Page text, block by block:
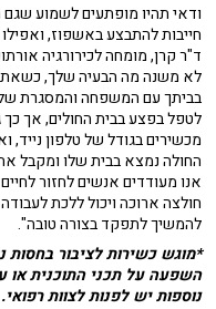
ודאי תהיו מופתעים לשמוע
חייבות להתבצע באשפוז,
ד"ר קרן, מומחה לכירורגיה
לא משנה מה הבעיה שלך,
בביתך עם המשפחה והמסגרת
לטפל בפצע בבית החולים, אך
מכשירים בגודל של טלפון
החולה נמצא בבית שלו ומקבל
אנו מעודדים אנשים לחזור
חולצה ארוכה ויכול ללכת
להמשיך לתפקד בצורה טובה".
*מוגש כשירות לציבור בחסות
השפעה על תכני התוכנית או
נוספות יש לפנות לצוות רפואי.